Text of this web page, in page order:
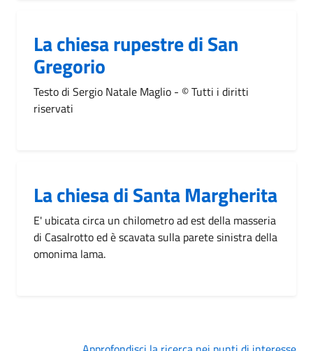
La chiesa rupestre di San
Gregorio
Testo di Sergio Natale Maglio - © Tutti i diritti
riservati
La chiesa di Santa Margherita
E' ubicata circa un chilometro ad est della masseria
di Casalrotto ed è scavata sulla parete sinistra della
omonima lama.